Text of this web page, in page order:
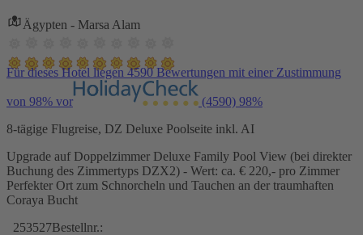
Ägypten - Marsa Alam
Für dieses Hotel liegen 4590 Bewertungen mit einer Zustimmung
von 98% vor (4590) 98%
8-tägige Flugreise, DZ Deluxe Poolseite inkl. AI
Upgrade auf Doppelzimmer Deluxe Family Pool View (bei direkter
Buchung des Zimmertyps DZX2) - Wert: ca. € 220,- pro Zimmer
Perfekter Ort zum Schnorcheln und Tauchen an der traumhaften
Coraya Bucht
253527Bestellnr.: